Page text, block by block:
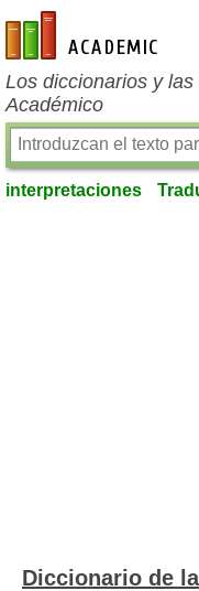
es-academic.com
Los diccionarios y
Académico
interpretaciones
Diccionario de